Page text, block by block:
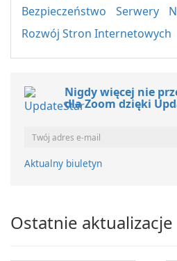
Bezpieczeństwo
Serwery
Rozwój Stron Internetowych
Nigdy więcej nie
dla Zoom dzięki
Aktualny biuletyn
Ostatnie aktualizacje